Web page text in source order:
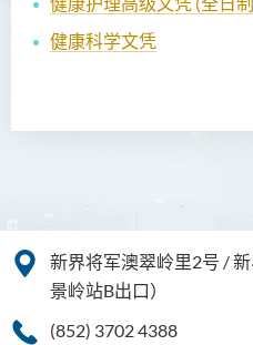
健康科学文凭
新界将军澳翠岭里2号 /
景岭站B出口）
(852) 3702 4388